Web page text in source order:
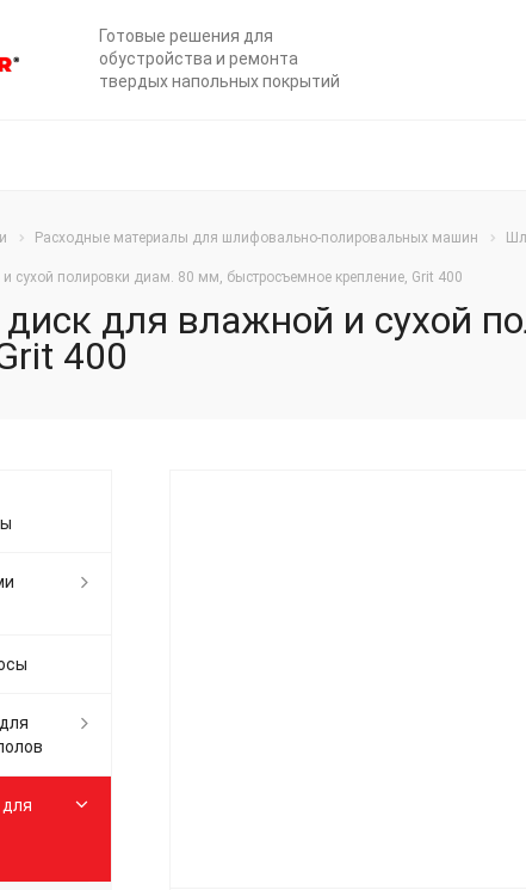
Готовые решения для
обустройства и ремонта
твердых напольных покрытий
Расходные материалы для шлифовально-полировальных машин
сухой полировки диам. 80 мм, быстросъемное крепление, Grit 400
для влажной и сухой
400